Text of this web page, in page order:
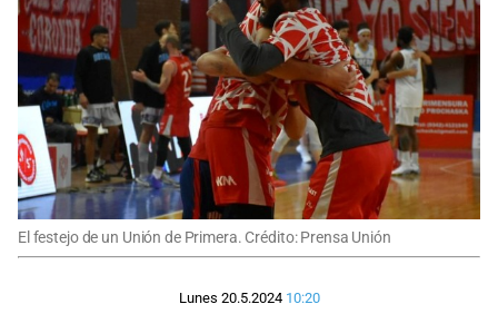
El festejo de un Unión de Primera. Crédito: Prensa Unión
Lunes 20.5.2024 10:20